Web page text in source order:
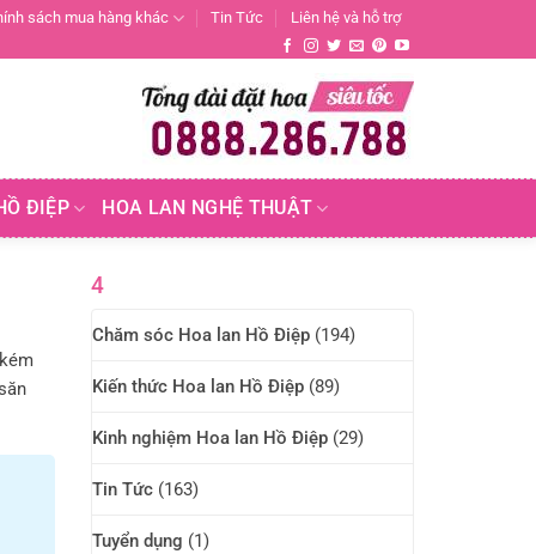
sách mua hàng khác Tin Tức Liên hệ và hỗ trợ
ĐIỆP HOA LAN NGHỆ THUẬT
4
Chăm sóc Hoa lan Hồ Điệp (194)
Kiến thức Hoa lan Hồ Điệp (89)
Kinh nghiệm Hoa lan Hồ Điệp (29)
Tin Tức (163)
Tuyển dụng (1)